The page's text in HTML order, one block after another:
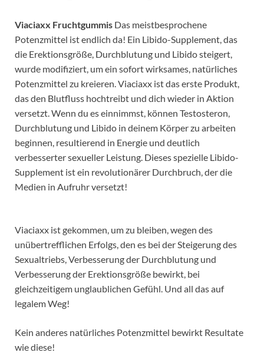
Viaciaxx Fruchtgummis Das meistbesprochene
Potenzmittel ist endlich da! Ein Libido-Supplement, das
die Erektionsgröße, Durchblutung und Libido steigert,
wurde modifiziert, um ein sofort wirksames, natürliches
Potenzmittel zu kreieren. Viaciaxx ist das erste Produkt,
das den Blutfluss hochtreibt und dich wieder in Aktion
versetzt. Wenn du es einnimmst, können Testosteron,
Durchblutung und Libido in deinem Körper zu arbeiten
beginnen, resultierend in Energie und deutlich
verbesserter sexueller Leistung. Dieses spezielle Libido-
Supplement ist ein revolutionärer Durchbruch, der die
Medien in Aufruhr versetzt!
Viaciaxx ist gekommen, um zu bleiben, wegen des
unübertrefflichen Erfolgs, den es bei der Steigerung des
Sexualtriebs, Verbesserung der Durchblutung und
Verbesserung der Erektionsgröße bewirkt, bei
gleichzeitigem unglaublichen Gefühl. Und all das auf
legalem Weg!
Kein anderes natürliches Potenzmittel bewirkt Resultate
wie diese!